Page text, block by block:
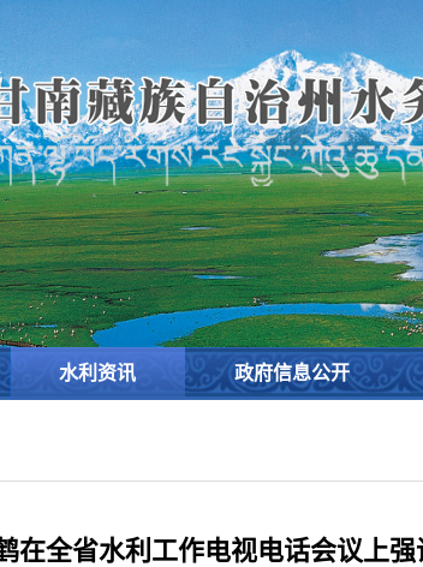
水利资讯 政府信息公开
在全省水利工作电视电话会议上